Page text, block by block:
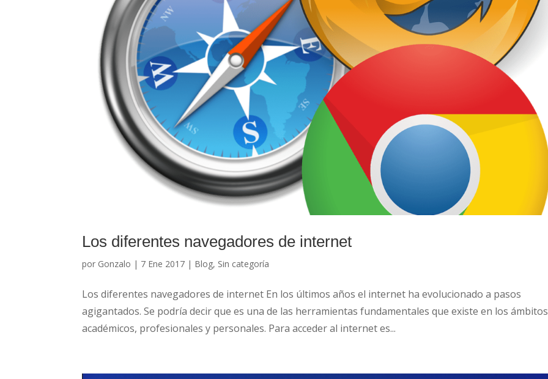
Los diferentes navegadores de internet
por Gonzalo | 7 Ene 2017 | Blog, Sin categoría
Los diferentes navegadores de internet En los últimos años el internet ha evolucionado a pasos
agigantados. Se podría decir que es una de las herramientas fundamentales que existe en los ámbitos
académicos, profesionales y personales. Para acceder al internet es...